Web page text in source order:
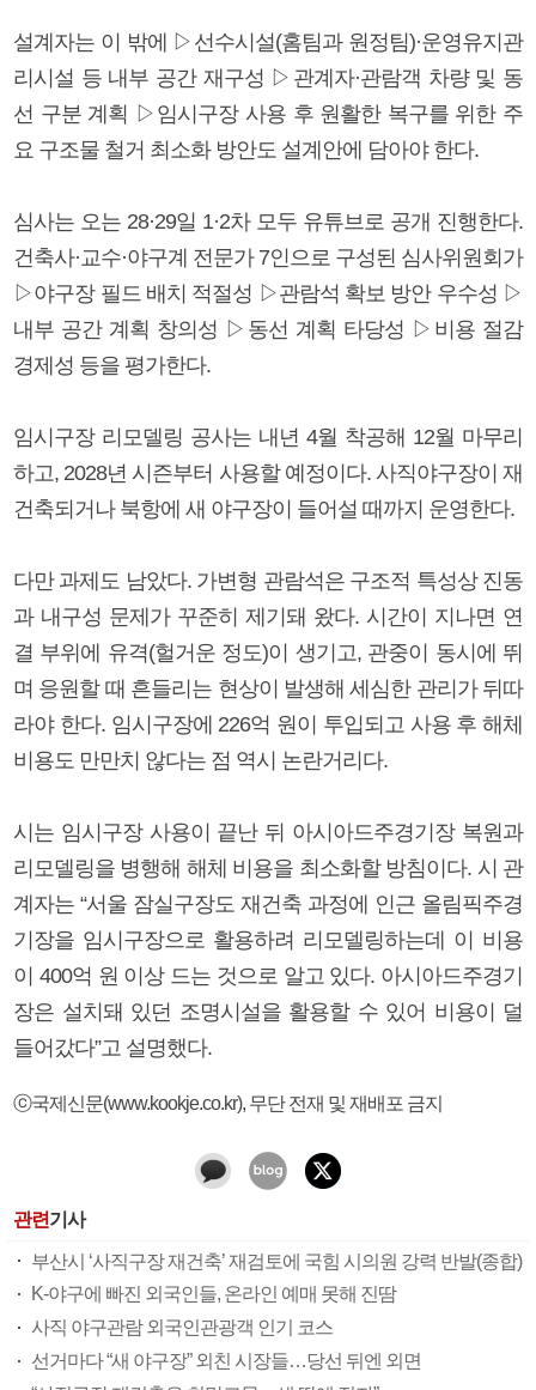
설계자는 이 밖에 ▷선수시설(홈팀과 원정팀)·운영유지관
리시설 등 내부 공간 재구성 ▷관계자·관람객 차량 및 동
선 구분 계획 ▷임시구장 사용 후 원활한 복구를 위한 주
요 구조물 철거 최소화 방안도 설계안에 담아야 한다.
심사는 오는 28·29일 1·2차 모두 유튜브로 공개 진행한다.
건축사·교수·야구계 전문가 7인으로 구성된 심사위원회가
▷야구장 필드 배치 적절성 ▷관람석 확보 방안 우수성 ▷
내부 공간 계획 창의성 ▷동선 계획 타당성 ▷비용 절감
경제성 등을 평가한다.
임시구장 리모델링 공사는 내년 4월 착공해 12월 마무리
하고, 2028년 시즌부터 사용할 예정이다. 사직야구장이 재
건축되거나 북항에 새 야구장이 들어설 때까지 운영한다.
다만 과제도 남았다. 가변형 관람석은 구조적 특성상 진동
과 내구성 문제가 꾸준히 제기돼 왔다. 시간이 지나면 연
결 부위에 유격(헐거운 정도)이 생기고, 관중이 동시에 뛰
며 응원할 때 흔들리는 현상이 발생해 세심한 관리가 뒤따
라야 한다. 임시구장에 226억 원이 투입되고 사용 후 해체
비용도 만만치 않다는 점 역시 논란거리다.
시는 임시구장 사용이 끝난 뒤 아시아드주경기장 복원과
리모델링을 병행해 해체 비용을 최소화할 방침이다. 시 관
계자는 “서울 잠실구장도 재건축 과정에 인근 올림픽주경
기장을 임시구장으로 활용하려 리모델링하는데 이 비용
이 400억 원 이상 드는 것으로 알고 있다. 아시아드주경기
장은 설치돼 있던 조명시설을 활용할 수 있어 비용이 덜
들어갔다”고 설명했다.
ⓒ국제신문(www.kookje.co.kr), 무단 전재 및 재배포 금지
관련기사
부산시 ‘사직구장 재건축’ 재검토에 국힘 시의원 강력 반발(종합)
K-야구에 빠진 외국인들, 온라인 예매 못해 진땀
사직 야구관람 외국인관광객 인기 코스
선거마다 “새 야구장” 외친 시장들…당선 뒤엔 외면